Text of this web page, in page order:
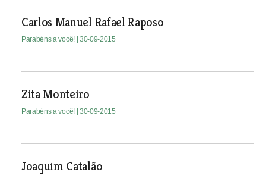
Carlos Manuel Rafael Raposo
Parabéns a você! | 30-09-2015
Zita Monteiro
Parabéns a você! | 30-09-2015
Joaquim Catalão